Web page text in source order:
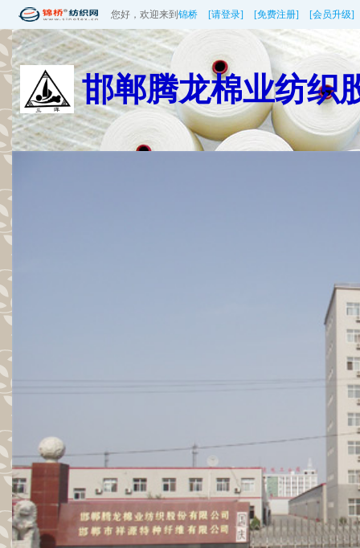
您好，欢迎来到 锦桥 [请登录] [免费注册] [会员升级]
邯郸腾龙棉业纺织